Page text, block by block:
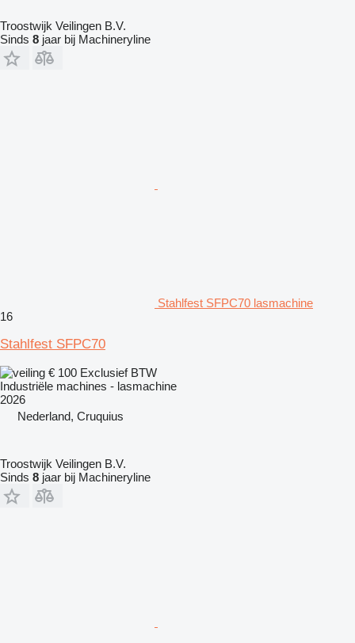
Troostwijk Veilingen B.V.
Sinds 8 jaar bij Machineryline
Stahlfest SFPC70 lasmachine
16
Stahlfest SFPC70
€ 100 Exclusief BTW
Industriële machines - lasmachine
2026
Nederland, Cruquius
Troostwijk Veilingen B.V.
Sinds 8 jaar bij Machineryline